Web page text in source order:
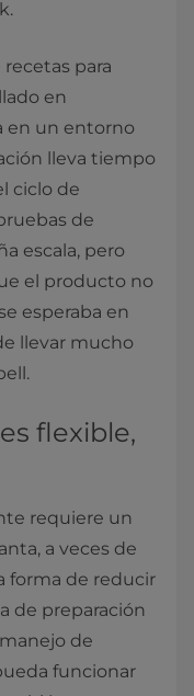
para
en
en un entorno
lleva tiempo
ciclo de
de
escala, pero
el producto no
esperaba en
llevar mucho
flexible,
requiere un
a veces de
forma de reducir
de preparación
de
funcionar